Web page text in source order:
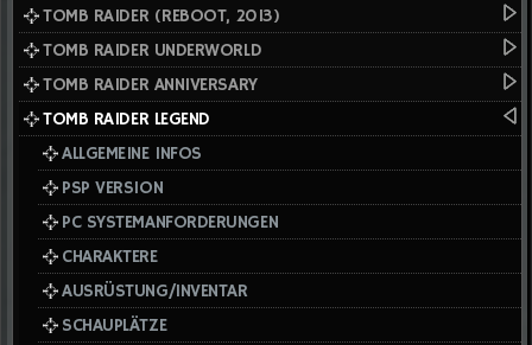
TOMB RAIDER (REBOOT, 2013)
TOMB RAIDER UNDERWORLD
TOMB RAIDER ANNIVERSARY
TOMB RAIDER LEGEND
ALLGEMEINE INFOS
PSP VERSION
PC SYSTEMANFORDERUNGEN
CHARAKTERE
AUSRÜSTUNG/INVENTAR
SCHAUPLÄTZE